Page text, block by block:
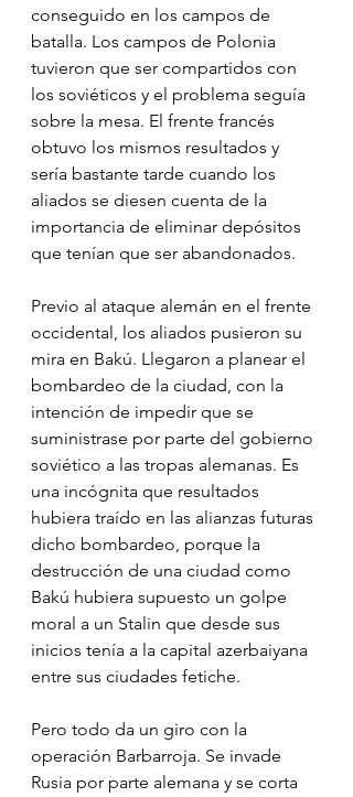
conseguido en los campos de
batalla. Los campos de Polonia
tuvieron que ser compartidos con
los soviéticos y el problema seguía
sobre la mesa. El frente francés
obtuvo los mismos resultados y
sería bastante tarde cuando los
aliados se diesen cuenta de la
importancia de eliminar depósitos
que tenían que ser abandonados.
Previo al ataque alemán en el frente
occidental, los aliados pusieron su
mira en Bakú. Llegaron a planear el
bombardeo de la ciudad, con la
intención de impedir que se
suministrase por parte del gobierno
soviético a las tropas alemanas. Es
una incógnita que resultados
hubiera traído en las alianzas futuras
dicho bombardeo, porque la
destrucción de una ciudad como
Bakú hubiera supuesto un golpe
moral a un Stalin que desde sus
inicios tenía a la capital azerbaiyana
entre sus ciudades fetiche.
Pero todo da un giro con la
operación Barbarroja. Se invade
Rusia por parte alemana y se corta